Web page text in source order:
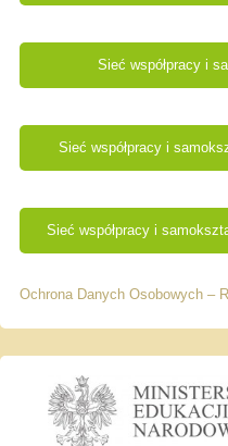
Sieć współpracy i
Sieć współpracy i
Sieć współpracy i
Ochrona Danych Osobowych –